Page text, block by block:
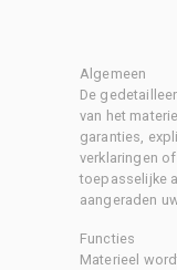
Algemeen
De
van het
garanties,
verklaringen
toepasselijke
aangeraden
Functies
Materieel